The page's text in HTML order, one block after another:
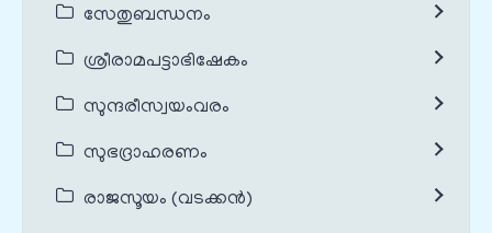
സേതുബന്ധനം
ശ്രീരാമപട്ടാഭിഷേകം
സുന്ദരീസ്വയംവരം
സുഭദ്രാഹരണം
രാജസൂയം (വടക്കൻ)